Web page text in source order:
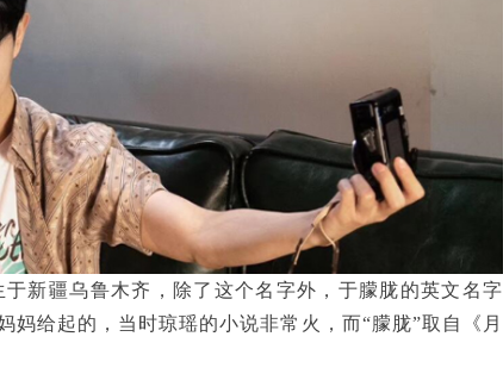
新疆乌鲁木齐，除了这个名字外，于朦胧的英文名字
妈给起的，当时琼瑶的小说非常火，而“朦胧”取自《月